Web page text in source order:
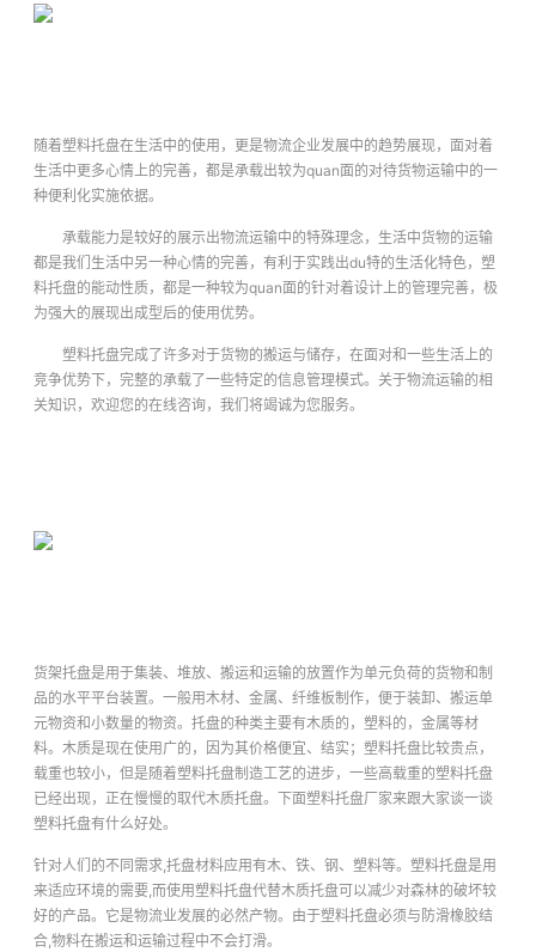
随着塑料托盘在生活中的使用，更是物流企业发展中的趋势展现，面对着
生活中更多心情上的完善，都是承载出较为quan面的对待货物运输中的一
种便利化实施依据。
承载能力是较好的展示出物流运输中的特殊理念，生活中货物的运输
都是我们生活中另一种心情的完善，有利于实践出du特的生活化特色，塑
料托盘的能动性质，都是一种较为quan面的针对着设计上的管理完善，极
为强大的展现出成型后的使用优势。
塑料托盘完成了许多对于货物的搬运与储存，在面对和一些生活上的
竞争优势下，完整的承载了一些特定的信息管理模式。关于物流运输的相
关知识，欢迎您的在线咨询，我们将竭诚为您服务。
货架托盘是用于集装、堆放、搬运和运输的放置作为单元负荷的货物和制
品的水平平台装置。一般用木材、金属、纤维板制作，便于装卸、搬运单
元物资和小数量的物资。托盘的种类主要有木质的，塑料的，金属等材
料。木质是现在使用广的，因为其价格便宜、结实；塑料托盘比较贵点，
载重也较小，但是随着塑料托盘制造工艺的进步，一些高载重的塑料托盘
已经出现，正在慢慢的取代木质托盘。下面塑料托盘厂家来跟大家谈一谈
塑料托盘有什么好处。
针对人们的不同需求,托盘材料应用有木、铁、钢、塑料等。塑料托盘是用
来适应环境的需要,而使用塑料托盘代替木质托盘可以减少对森林的破坏较
好的产品。它是物流业发展的必然产物。由于塑料托盘必须与防滑橡胶结
合,物料在搬运和运输过程中不会打滑。